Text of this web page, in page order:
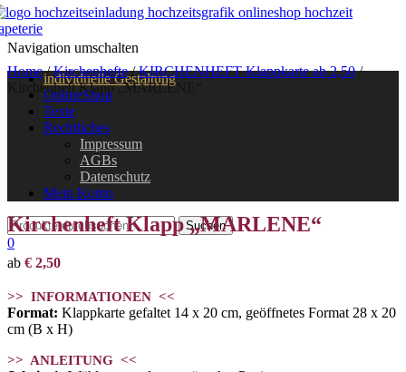
Navigation umschalten
individuelle Gestaltung
OnlineShop
Texte
Rechtliches
Impressum
AGBs
Datenschutz
Mein Konto
0
Home/Kirchenhefte/KIRCHENHEFT Klappkarte ab 2,50/
Kirchenheft Klapp „MARLENE“
Kirchenheft Klapp „MARLENE“
ab € 2,50
>> INFORMATIONEN <<
Format: Klappkarte gefaltet 14 x 20 cm, geöffnetes Format 28 x 20
cm (B x H)
>> ANLEITUNG <<